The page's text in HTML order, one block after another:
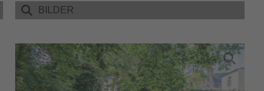
BILDER